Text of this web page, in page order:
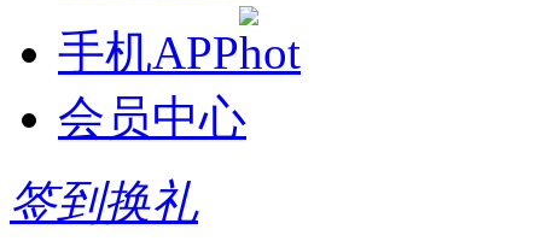
手机APP
会员中心
签到换礼